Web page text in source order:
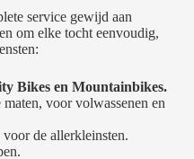
service gewijd aan
om elke tocht eenvoudig,
Bikes en Mountainbikes.
voor volwassenen en
de allerkleinsten.